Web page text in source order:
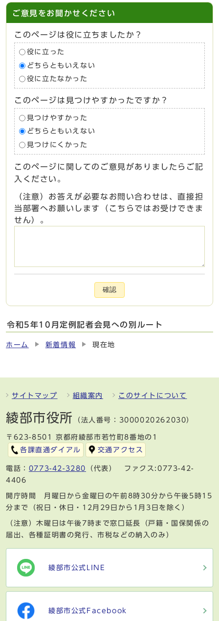
ご意見をお聞かせください
このページは役に立ちましたか？
役に立った
どちらともいえない
役に立たなかった
このページは見つけやすかったですか？
見つけやすかった
どちらともいえない
見つけにくかった
このページに関してのご意見がありましたらご記
入ください。
（注意）お答えが必要なお問い合わせは、直接担
当部署へお願いします（こちらではお受けできま
せん）。
確認
令和5年10月定例記者会見への別ルート
ホーム 新着情報 現在地
サイトマップ 組織案内 このサイトについて
綾部市役所 （法人番号：3000020262030）
〒623-8501 京都府綾部市若竹町8番地の1
各課直通ダイアル
交通アクセス
電話： 0773-42-3280
（代表） ファクス:0773-42-
4406
開庁時間 月曜日から金曜日の午前8時30分から午後5時15
分まで（祝日・休日・12月29日から1月3日を除く）
（注意）木曜日は午後7時まで窓口延長（戸籍・国保関係の
届出、各種証明書の発行、市税などの納入のみ）
綾部市公式LINE
綾部市公式Facebook